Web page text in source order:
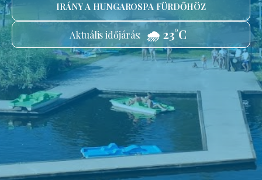
IRÁNY A HUNGAROSPA FÜRDŐHÖZ
Aktuális időjárás: 🌧️ 23°C